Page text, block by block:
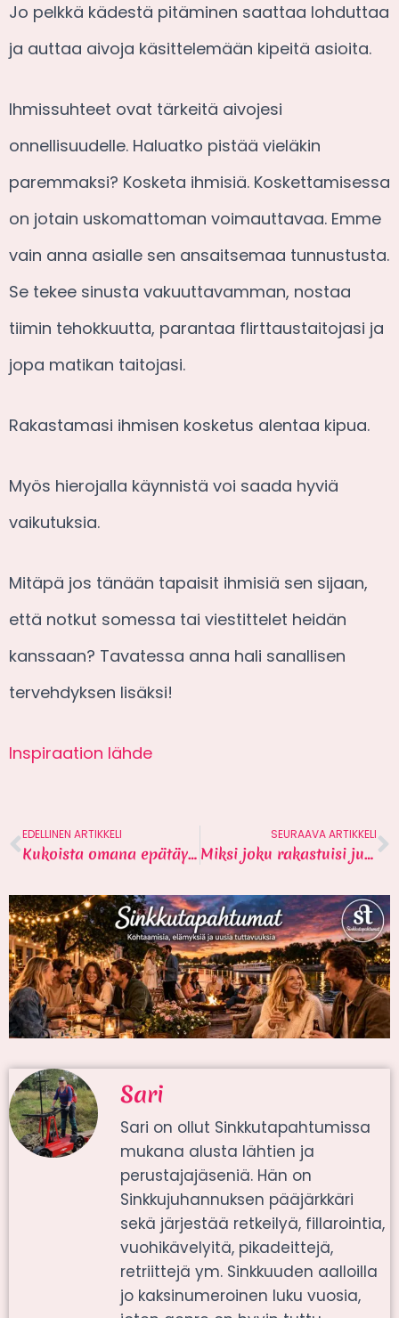
Jo pelkkä kädestä pitäminen saattaa lohduttaa
ja auttaa aivoja käsittelemään kipeitä asioita.
Ihmissuhteet ovat tärkeitä aivojesi
onnellisuudelle. Haluatko pistää vieläkin
paremmaksi? Kosketa ihmisiä. Koskettamisessa
on jotain uskomattoman voimauttavaa. Emme
vain anna asialle sen ansaitsemaa tunnustusta.
Se tekee sinusta vakuuttavamman, nostaa
tiimin tehokkuutta, parantaa flirttaustaitojasi ja
jopa matikan taitojasi.
Rakastamasi ihmisen kosketus alentaa kipua.
Myös hierojalla käynnistä voi saada hyviä
vaikutuksia.
Mitäpä jos tänään tapaisit ihmisiä sen sijaan,
että notkut somessa tai viestittelet heidän
kanssaan? Tavatessa anna hali sanallisen
tervehdyksen lisäksi!
Inspiraation lähde
EDELLINEN ARTIKKELI
Kukoista omana epätäydellisenä itsenäsi
SEURAAVA ARTIKKELI
Miksi joku rakastuisi juuri sinuun? 8 syytä
Sari
Sari on ollut Sinkkutapahtumissa
mukana alusta lähtien ja
perustajajäseniä. Hän on
Sinkkujuhannuksen pääjärkkäri
sekä järjestää retkeilyä, fillarointia,
vuohikävelyitä, pikadeittejä,
retriittejä ym. Sinkkuuden aalloilla
jo kaksinumeroinen luku vuosia,